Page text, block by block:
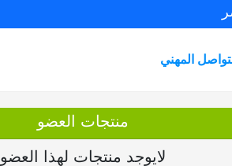
المهني
منتجات العضو
لايوجد منتجات لهذا العضو